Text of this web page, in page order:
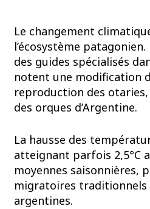
Le changement
l’écosystème
des guides spécialisés
notent une modification
reproduction des
des orques d’Argentine.
La hausse des
atteignant parfois 2,5°C
moyennes saisonnières,
migratoires traditionnels
argentines.